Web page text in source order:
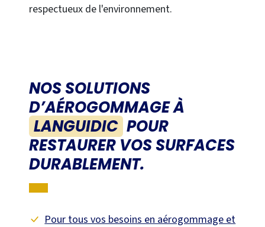
respectueux de l'environnement.
NOS SOLUTIONS
D’AÉROGOMMAGE À
LANGUIDIC POUR
RESTAURER VOS SURFACES
DURABLEMENT.
Pour tous vos besoins en aérogommage et